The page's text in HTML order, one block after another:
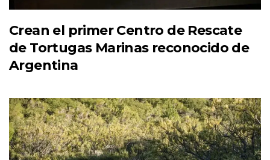
Crean el primer Centro de Rescate
de Tortugas Marinas reconocido de
Argentina